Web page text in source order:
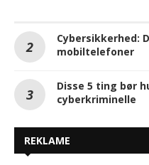
Cybersikkerhed:
mobiltelefoner
Disse 5 ting bør
cyberkriminelle
REKLAME